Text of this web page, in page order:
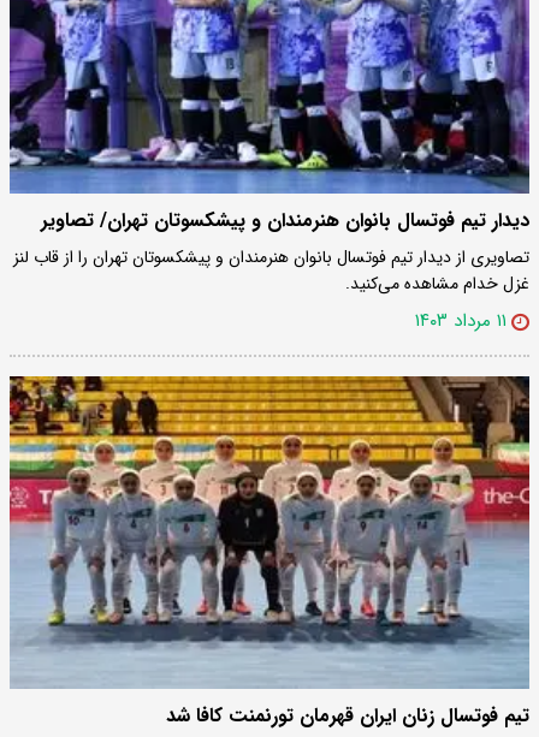
دیدار تیم فوتسال بانوان هنرمندان و پیشکسوتان تهران/ تصاویر
تصاویری از دیدار تیم فوتسال بانوان هنرمندان و پیشکسوتان تهران را از قاب لنز
غزل خدام مشاهده می‌کنید.
۱۱ مرداد ۱۴۰۳
تیم فوتسال زنان ایران قهرمان تورنمنت کافا شد